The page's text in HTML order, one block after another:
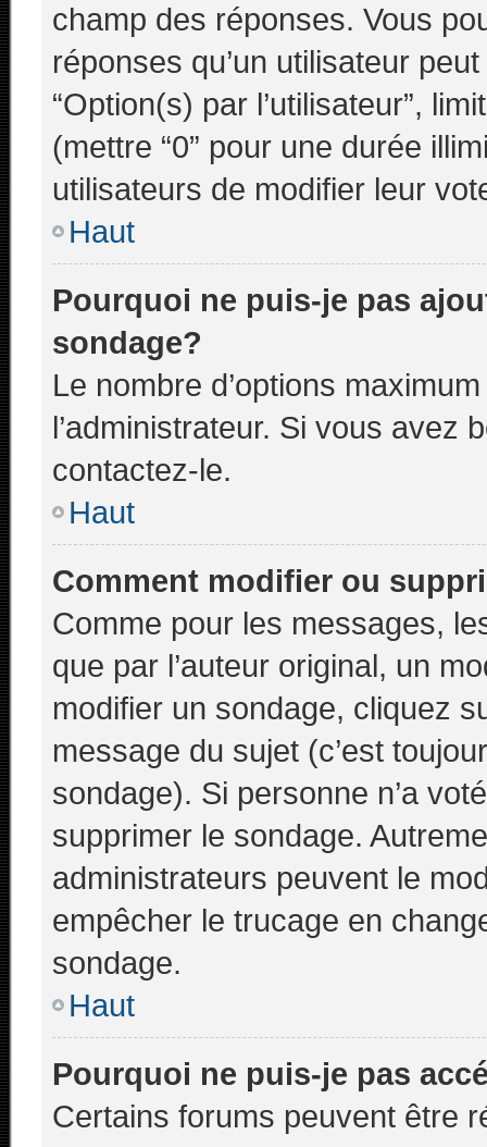
champ des réponses. Vous
réponses qu’un utilisateur
“Option(s) par l’utilisateur”,
(mettre “0” pour une durée
utilisateurs de modifier leur
Haut
Pourquoi ne puis-je pas
sondage?
Le nombre d’options
l’administrateur. Si vous avez
contactez-le.
Haut
Comment modifier ou
Comme pour les messages,
que par l’auteur original, un
modifier un sondage, cliquez
message du sujet (c’est
sondage). Si personne n’a
supprimer le sondage.
administrateurs peuvent le
empêcher le trucage en
sondage.
Haut
Pourquoi ne puis-je pas
Certains forums peuvent être